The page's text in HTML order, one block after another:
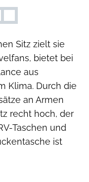
Sitz zielt sie
bietet bei
aus
Klima. Durch die
an Armen
recht hoch, der
Taschen und
ist